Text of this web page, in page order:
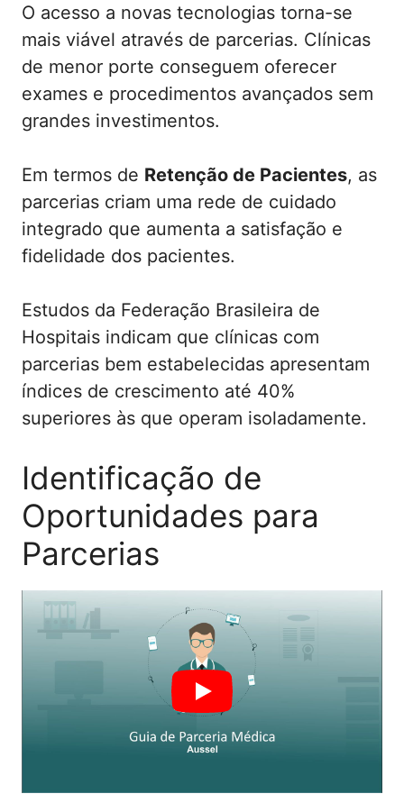
O acesso a novas tecnologias torna-se
mais viável através de parcerias. Clínicas
de menor porte conseguem oferecer
exames e procedimentos avançados sem
grandes investimentos.
Em termos de Retenção de Pacientes, as
parcerias criam uma rede de cuidado
integrado que aumenta a satisfação e
fidelidade dos pacientes.
Estudos da Federação Brasileira de
Hospitais indicam que clínicas com
parcerias bem estabelecidas apresentam
índices de crescimento até 40%
superiores às que operam isoladamente.
Identificação de
Oportunidades para
Parcerias